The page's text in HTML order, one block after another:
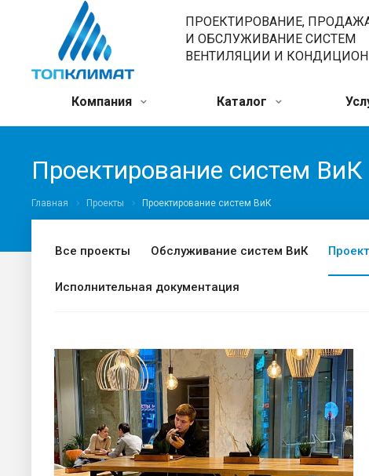
ПРОЕКТИРОВАНИЕ,
И ОБСЛУЖИВАНИЕ СИСТЕМ
ВЕНТИЛЯЦИИ И
Компания Каталог
Проектирование систем ВиК
Главная Проекты Проектирование систем ВиК
Все проекты Обслуживание систем ВиК
Исполнительная документация
Смотреть проект